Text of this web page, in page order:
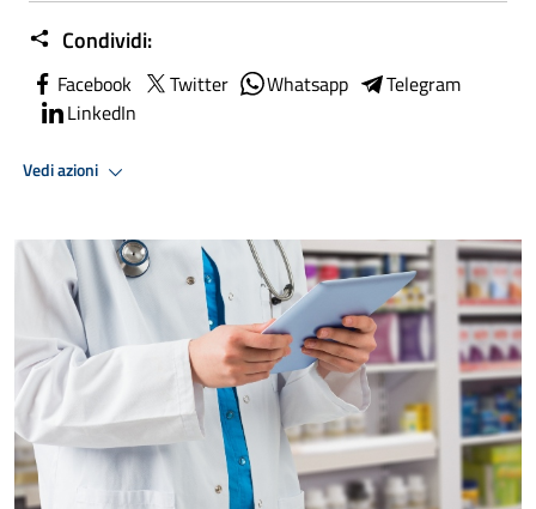
Condividi:
Facebook Twitter Whatsapp
Telegram
LinkedIn
Vedi azioni